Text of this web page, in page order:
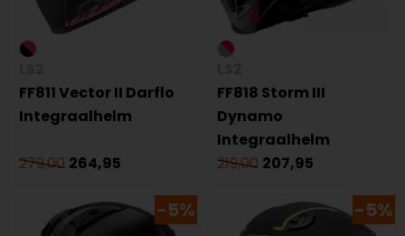
FF811 Vector II Darflo
Integraalhelm
279,00 264,95
FF818 Storm III
Dynamo
Integraalhelm
219,00 207,95
-5% -5%